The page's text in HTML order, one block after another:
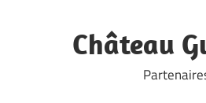
Château